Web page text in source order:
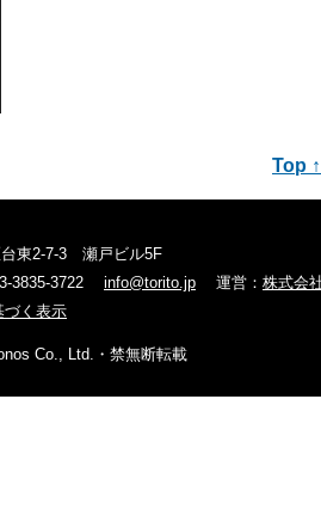
Top ↑
東2-7-3 瀬戸ビル5F
3835-3722 info@torito.jp 運営： 株式会
づく表示
Co., Ltd.・禁無断転載